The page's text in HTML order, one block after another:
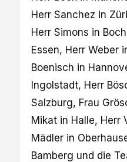
Herr Sanchez in
Herr Simons in
Essen, Herr Weber
Boenisch in
Ingolstadt, Herr
Salzburg, Frau
Mikat in Halle, Herr
Mädler in
Bamberg und die